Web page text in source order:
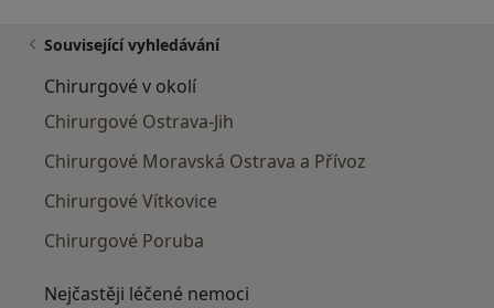
Související vyhledávání
Chirurgové v okolí
Chirurgové Ostrava-Jih
Chirurgové Moravská Ostrava a Přívoz
Chirurgové Vítkovice
Chirurgové Poruba
Nejčastěji léčené nemoci